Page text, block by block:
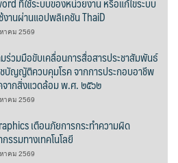
ช้งานผ่านแอปพลิเคชัน ThaiD
าคม 2569
ร่วมมือขับเคลื่อนการสื่อสารประชาสัมพันธ์
บัญญัติควบคุมโรค จากการประกอบอาชีพ
จากสิ่งแวดล้อม พ.ศ. ๒๕๖๒
าคม 2569
เตือนภัยการกระทำความผิด
รรมทางเทคโนโลยี
าคม 2569